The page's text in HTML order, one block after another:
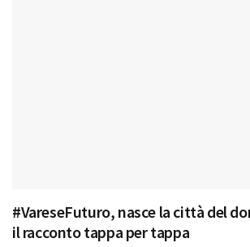
#VareseFuturo, nasce la città del
il racconto tappa per tappa